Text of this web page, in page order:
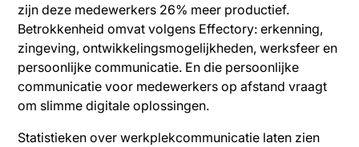
zijn deze medewerkers 26% meer productief.
Betrokkenheid omvat volgens Effectory: erkenning,
zingeving, ontwikkelingsmogelijkheden, werksfeer en
persoonlijke communicatie. En die persoonlijke
communicatie voor medewerkers op afstand vraagt
om slimme digitale oplossingen.
Statistieken over werkplekcommunicatie laten zien